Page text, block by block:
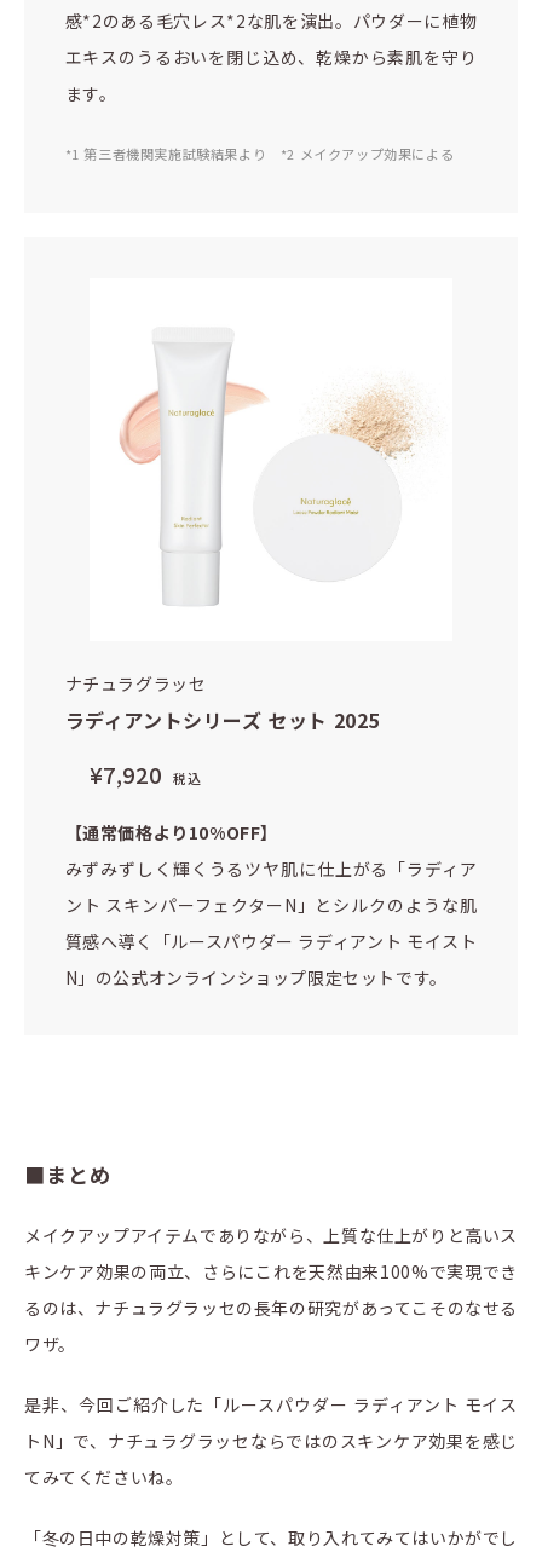
感*2のある毛穴レス*2な肌を演出。パウダーに植物
エキスのうるおいを閉じ込め、乾燥から素肌を守り
ます。
*1 第三者機関実施試験結果より *2 メイクアップ効果による
ナチュラグラッセ
ラディアントシリーズ セット 2025
¥7,920 税込
【通常価格より10%OFF】
みずみずしく輝くうるツヤ肌に仕上がる「ラディア
ント スキンパーフェクターN」とシルクのような肌
質感へ導く「ルースパウダー ラディアント モイスト
N」の公式オンラインショップ限定セットです。
■まとめ
メイクアップアイテムでありながら、上質な仕上がりと高いス
キンケア効果の両立、さらにこれを天然由来100%で実現でき
るのは、ナチュラグラッセの長年の研究があってこそのなせる
ワザ。
是非、今回ご紹介した「ルースパウダー ラディアント モイス
トN」で、ナチュラグラッセならではのスキンケア効果を感じ
てみてくださいね。
「冬の日中の乾燥対策」として、取り入れてみてはいかがでし